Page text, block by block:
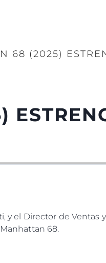
68 (2025)
y el Director de Ventas y
68.